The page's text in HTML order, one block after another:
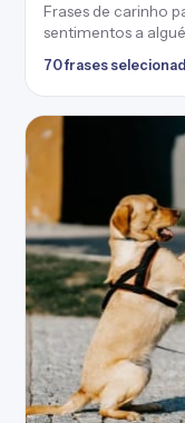
Frases de carinho
sentimentos a
70 frases